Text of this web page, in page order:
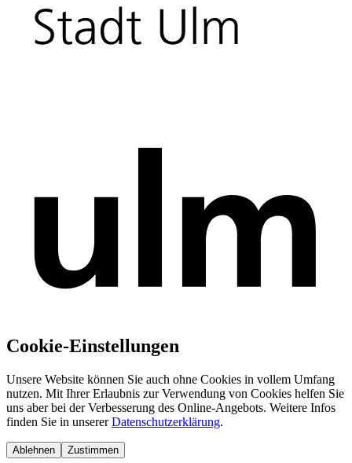
Cookie-Einstellungen
Unsere Website können Sie auch ohne Cookies in vollem Umfang
nutzen. Mit Ihrer Erlaubnis zur Verwendung von Cookies helfen Sie
uns aber bei der Verbesserung des Online-Angebots. Weitere Infos
finden Sie in unsererDatenschutzerklärung.
Ablehnen Zustimmen